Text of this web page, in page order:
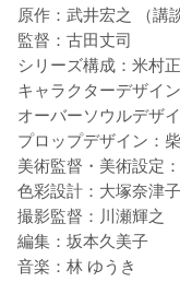
原作：武井宏之 （講
監督：古田丈司
シリーズ構成：米村
キャラクターデザイ
オーバーソウルデザ
プロップデザイン：
美術監督・美術設定
色彩設計：大塚奈津子
撮影監督：川瀬輝之
編集：坂本久美子
音楽：林 ゆうき